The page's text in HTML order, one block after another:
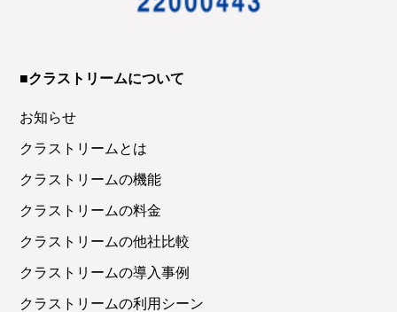
■クラストリームについて
お知らせ
クラストリームとは
クラストリームの機能
クラストリームの料金
クラストリームの他社比較
クラストリームの導入事例
クラストリームの利用シーン